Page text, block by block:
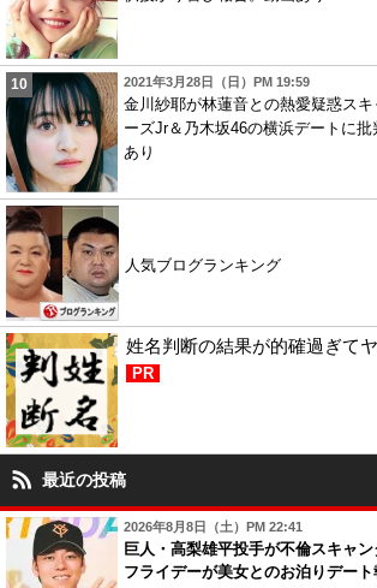
2021年3月28日（日）PM 19:59
金川紗耶が林蓮音との熱愛疑惑ス
ーズJr＆乃木坂46の横浜デートに
あり
人気ブログランキング
姓名判断の結果が的確過ぎて
PR
最近の投稿
2026年8月8日（土）PM 22:41
巨人・高梨雄平投手が不倫スキャン
フライデーが美女とのお泊りデー